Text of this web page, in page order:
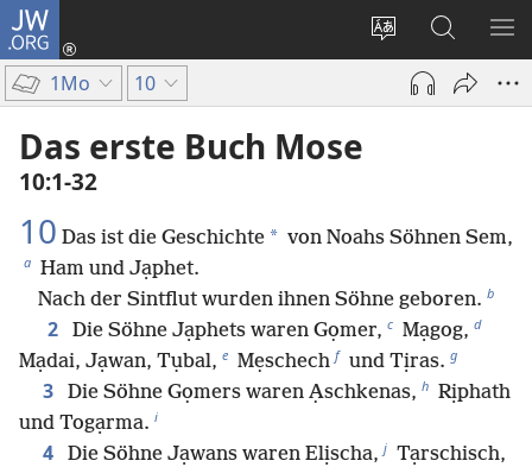
JW.ORG
Websitesprache
ändern
Anmelden
(öffnet
Fenster)
Suche
1Mo 10
Das erste Buch Mose
10:1-32
10 Das ist die Geschichte * von Noahs Söhnen Sem,
a Ham und Jạphet.
Nach der Sintflut wurden ihnen Söhne geboren. b
2 Die Söhne Jạphets waren Gọmer, c Mạgog, d
Mạdai, Jạwan, Tụbal, e Mẹschech f und Tịras. g
3 Die Söhne Gọmers waren Ạschkenas, h Rịphath
und Togạrma. i
4 Die Söhne Jạwans waren Elịscha, j Tạrschisch,